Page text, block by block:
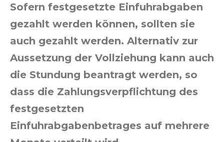
Sofern festgesetzte Einfuhrabgaben
gezahlt werden können, sollten sie
auch gezahlt werden. Alternativ zur
Aussetzung der Vollziehung kann auch
die Stundung beantragt werden, so
dass die Zahlungsverpflichtung des
festgesetzten
Einfuhrabgabenbetrages auf mehrere